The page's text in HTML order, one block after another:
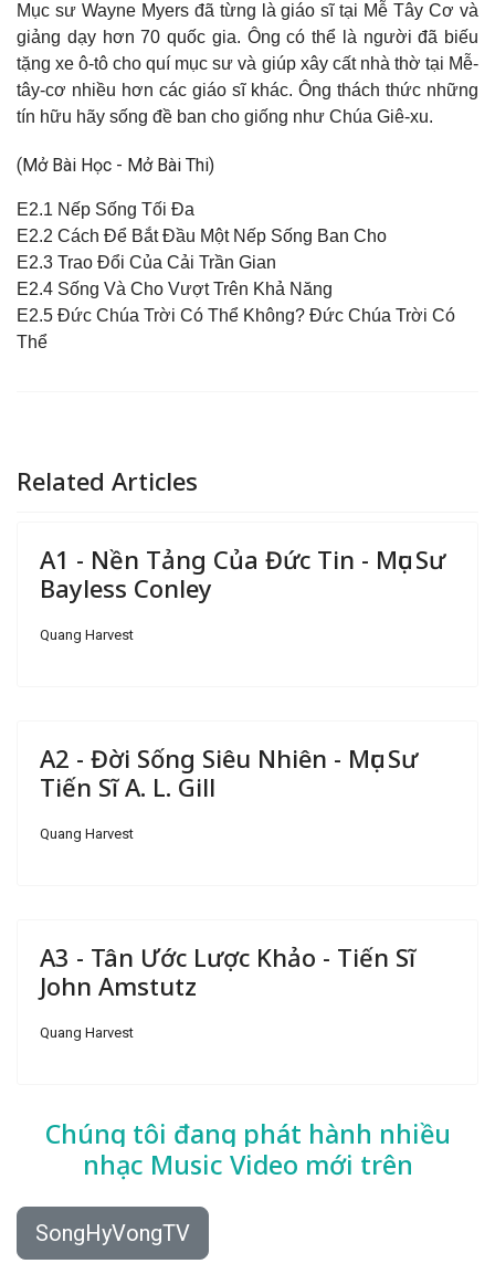
Mục sư Wayne Myers đã từng là giáo sĩ tại Mễ Tây Cơ và
giảng dạy hơn 70 quốc gia. Ông có thể là người đã biếu
tặng xe ô-tô cho quí mục sư và giúp xây cất nhà thờ tại Mễ-
tây-cơ nhiều hơn các giáo sĩ khác. Ông thách thức những
tín hữu hãy sống đề ban cho giống như Chúa Giê-xu.
(Mở Bài Học - Mở Bài Thi)
E2.1 Nếp Sống Tối Đa
E2.2 Cách Để Bắt Đầu Một Nếp Sống Ban Cho
E2.3 Trao Đổi Của Cải Trần Gian
E2.4 Sống Và Cho Vượt Trên Khả Năng
E2.5 Đức Chúa Trời Có Thể Không? Đức Chúa Trời Có
Thể
Related Articles
A1 - Nền Tảng Của Đức Tin - Mục Sư
Bayless Conley
Quang Harvest
A2 - Đời Sống Siêu Nhiên - Mục Sư
Tiến Sĩ A. L. Gill
Quang Harvest
A3 - Tân Ước Lược Khảo - Tiến Sĩ
John Amstutz
Quang Harvest
Chúng tôi đang phát hành nhiều
nhạc Music Video mới trên
SongHyVongTV